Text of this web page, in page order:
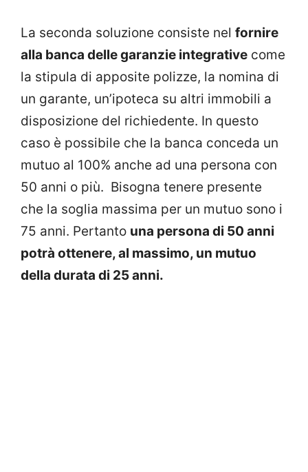
La seconda soluzione consiste nel fornire
alla banca delle garanzie integrative come
la stipula di apposite polizze, la nomina di
un garante, un’ipoteca su altri immobili a
disposizione del richiedente. In questo
caso è possibile che la banca conceda un
mutuo al 100% anche ad una persona con
50 anni o più. Bisogna tenere presente
che la soglia massima per un mutuo sono i
75 anni. Pertanto una persona di 50 anni
potrà ottenere, al massimo, un mutuo
della durata di 25 anni.